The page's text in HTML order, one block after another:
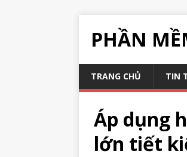
PHẦN
TRANG CHỦ TIN
Áp dụng
lớn tiết